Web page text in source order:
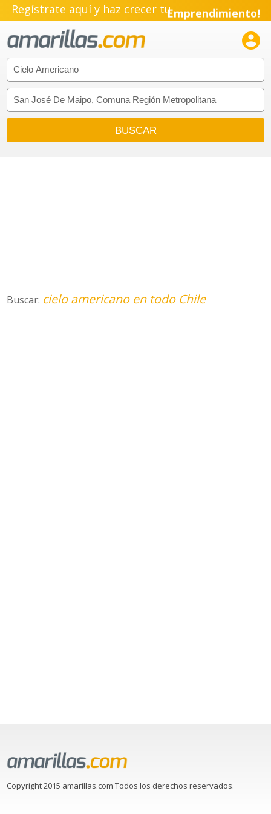
Regístrate aquí y haz crecer tuEmprendimiento!

Buscar: cielo americano en todo Chile
Copyright 2015 amarillas.com Todos los derechos reservados.